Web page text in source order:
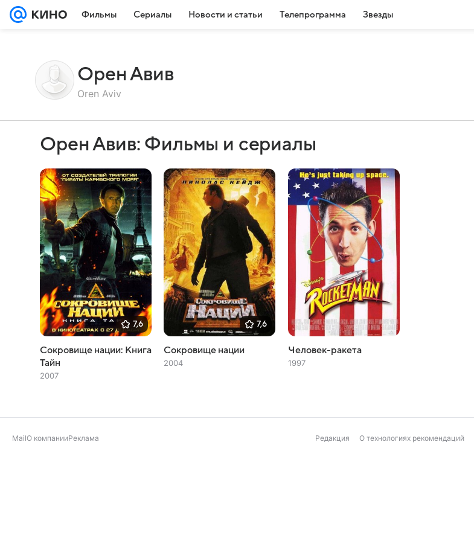
Фильмы Сериалы Новости и статьи Телепрограмма Звезды
Орен Авив
Oren Aviv
Орен Авив: Фильмы и сериалы
7,6
Сокровище нации: Книга
Тайн
2007
7,6
Сокровище нации
2004
Человек-ракета
1997
MailО компанииРеклама Редакция О технологиях рекомендаций